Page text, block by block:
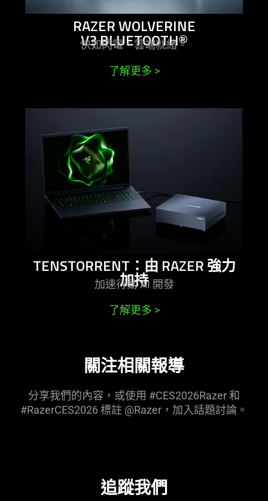
RAZER WOLVERINE
V3 BLUETOOTH®
快如閃電。雲端就緒。
了解更多 >
razer
強
力
TENSTORRENT：由 RAZER 強力
加持
加速行動 AI 開發
了解更多 >
關注相關報導
分享我們的內容，或使用 #CES2026Razer 和
#RazerCES2026 標註 @Razer，加入話題討論 。
追蹤我們